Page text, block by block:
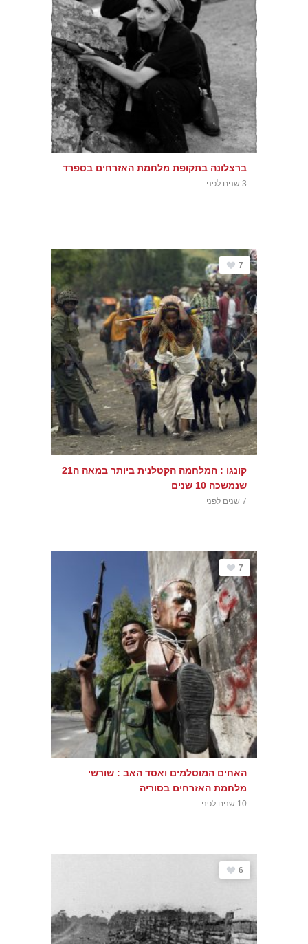
ברצלונה בתקופת מלחמת האזרחים בספרד
3 שנים לפני
7
קונגו : המלחמה הקטלנית ביותר במאה ה21
שנמשכה 10 שנים
7 שנים לפני
7
האחים המוסלמים ואסד האב : שורשי
מלחמת האזרחים בסוריה
10 שנים לפני
6